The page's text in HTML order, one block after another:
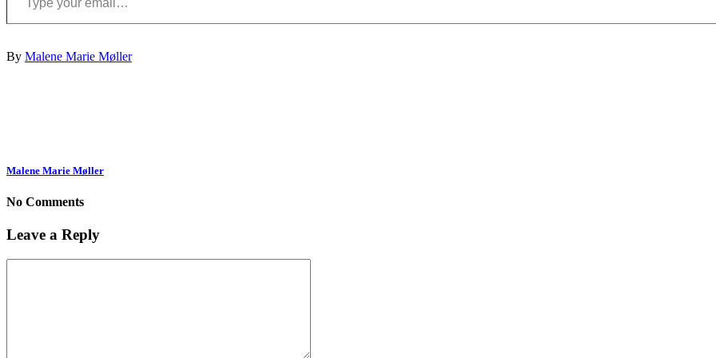
By Malene Marie Møller
Malene Marie Møller
No Comments
Leave a Reply